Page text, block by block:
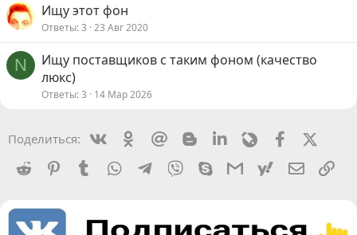
Ищу этот фон
Ответы 3 23 Авг 2020
N
Ищу поставщиков с таким фоном (качество
люкс)
Ответы 3 14 Мар 2026
Поделиться: VkontakteOdnoklassniki
Mail.ru BloggerLinkedinLivejournalFacebook
Reddit
PinterestTumblr WhatsAppTelegram
Viber SkypeGmailyahoomail